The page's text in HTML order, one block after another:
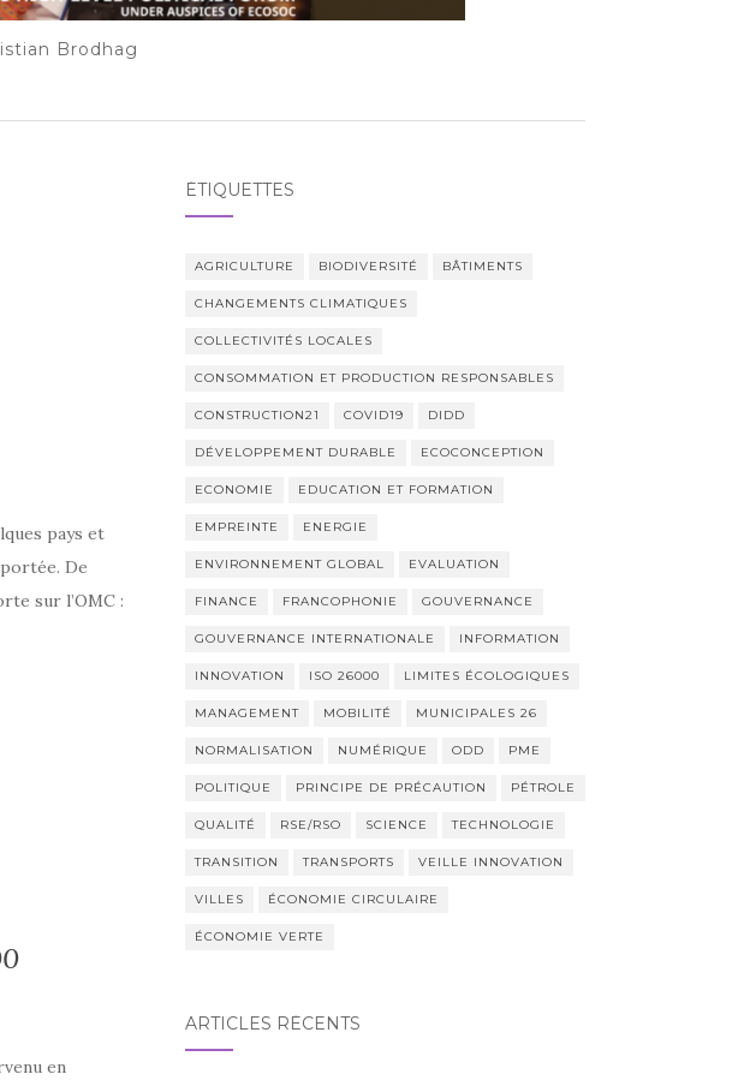
Brodhag
pays et
De
sur l’OMC :
en
ÉTIQUETTES
AGRICULTURE BIODIVERSITÉ BÂTIMENTS
CHANGEMENTS CLIMATIQUES
COLLECTIVITÉS LOCALES
CONSOMMATION ET PRODUCTION RESPONSABLES
CONSTRUCTION21 COVID19 DIDD
DÉVELOPPEMENT DURABLE ECOCONCEPTION
ECONOMIE EDUCATION ET FORMATION
EMPREINTE ENERGIE
ENVIRONNEMENT GLOBAL EVALUATION
FINANCE FRANCOPHONIE GOUVERNANCE
GOUVERNANCE INTERNATIONALE INFORMATION
INNOVATION ISO 26000 LIMITES ÉCOLOGIQUES
MANAGEMENT MOBILITÉ MUNICIPALES 26
NORMALISATION NUMÉRIQUE ODD PME
POLITIQUE PRINCIPE DE PRÉCAUTION PÉTROLE
QUALITÉ RSE/RSO SCIENCE TECHNOLOGIE
TRANSITION TRANSPORTS VEILLE INNOVATION
VILLES ÉCONOMIE CIRCULAIRE
ÉCONOMIE VERTE
ARTICLES RÉCENTS